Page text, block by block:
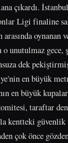
çıkardı.
Ligi finaline
oynanan
unutulmaz gece,
dek
en büyük
en büyük
taraftar
kentteki güvenlik
çok önce